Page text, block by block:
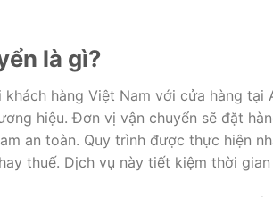
là gì?
hàng Việt Nam với cửa hàng tại
hiệu. Đơn vị vận chuyển sẽ đặt
an toàn. Quy trình được thực hiện
thuế. Dịch vụ này tiết kiệm thời